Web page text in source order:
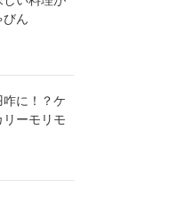
びん
に！？ケ
ーモリモ